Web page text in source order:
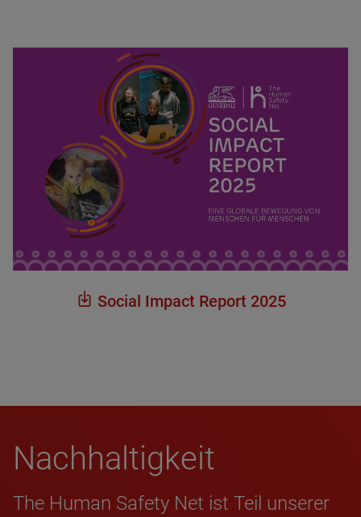
Social Impact Report 2025
Nach­hal­tig­keit
The Human Safety Net ist Teil unserer